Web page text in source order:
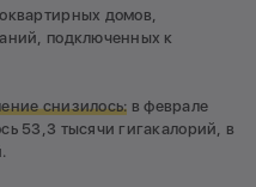
домов,
подключенных к
снизилось: в феврале
53,3 тысячи гигакалорий, в